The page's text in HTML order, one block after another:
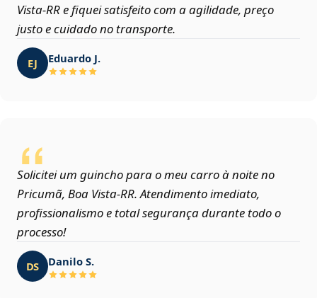
Vista‑RR e fiquei satisfeito com a agilidade, preço
justo e cuidado no transporte.
EJ Eduardo J.
Solicitei um guincho para o meu carro à noite no
Pricumã, Boa Vista‑RR. Atendimento imediato,
profissionalismo e total segurança durante todo o
processo!
DS Danilo S.